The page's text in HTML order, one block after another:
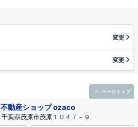
変更
変更
動産ショップ ozaco
葉県茂原市茂原１０４７－９
ページトップ